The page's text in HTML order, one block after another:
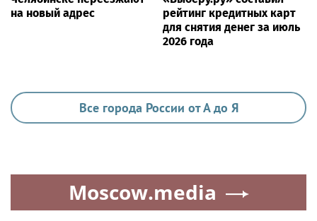
на новый адрес
рейтинг кредитных карт
для снятия денег за июль
2026 года
Все города России от А до Я
Moscow.media